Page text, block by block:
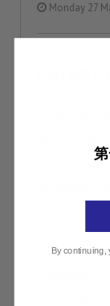
Monday 27
LATEST
野生精选 -
Wednesday
正宗的和
Tuesday 20
By continuing,